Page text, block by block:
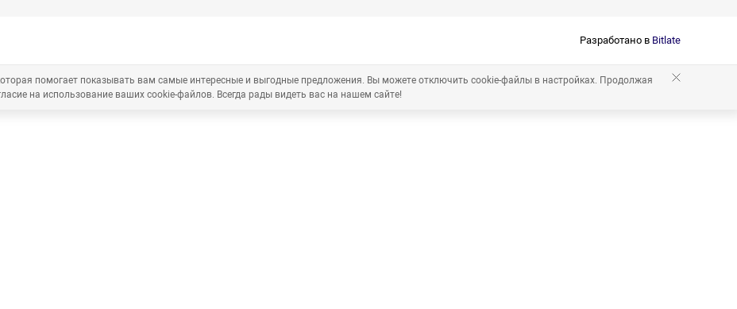
Разработано в Bitlate
помогает показывать вам самые интересные и выгодные предложения. Вы можете отключить cookie-файлы в настройках. Продолжая
на использование ваших cookie-файлов. Всегда рады видеть вас на нашем сайте!